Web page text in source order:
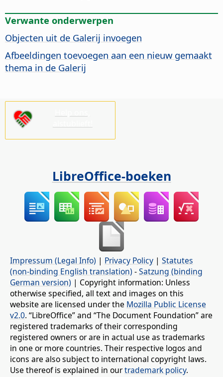
Verwante onderwerpen
Objecten uit de Galerij invoegen
Afbeeldingen toevoegen aan een nieuw gemaakt
thema in de Galerij
LibreOffice-boeken
Impressum (Legal Info) | Privacy Policy | Statutes
(non-binding English translation) -Satzung (binding
German version) | Copyright information: Unless
otherwise specified, all text and images on this
website are licensed under the Mozilla Public License
v2.0. “LibreOffice” and “The Document Foundation” are
registered trademarks of their corresponding
registered owners or are in actual use as trademarks
in one or more countries. Their respective logos and
icons are also subject to international copyright laws.
Use thereof is explained in ourtrademark policy.